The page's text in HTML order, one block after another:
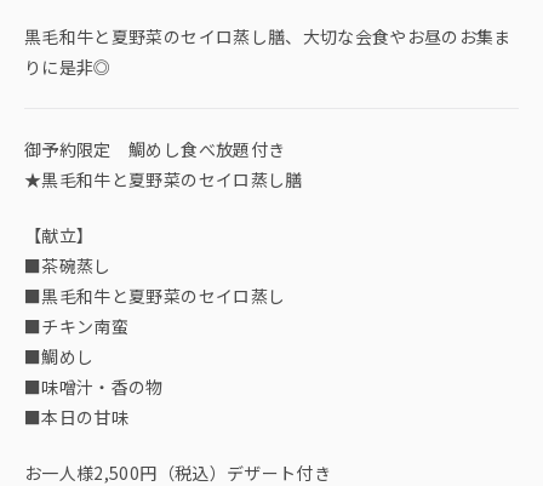
黒毛和牛と夏野菜のセイロ蒸し膳、大切な会食やお昼のお集ま
りに是非◎
御予約限定 鯛めし食べ放題付き
★黒毛和牛と夏野菜のセイロ蒸し膳
【献立】
■茶碗蒸し
■黒毛和牛と夏野菜のセイロ蒸し
■チキン南蛮
■鯛めし
■味噌汁・香の物
■本日の甘味
お一人様2,500円（税込）デザート付き